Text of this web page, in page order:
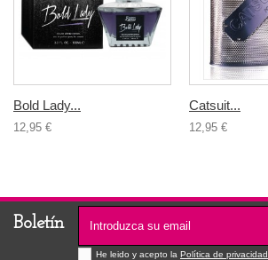
Bold Lady...
12,95 €
Catsuit...
12,95 €
Boletín
He leido y acepto la Política de privacidad